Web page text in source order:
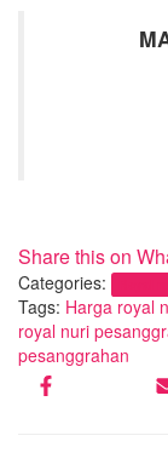
Share this on
Categories:
Tags: Harga royal
royal nuri
pesanggrahan